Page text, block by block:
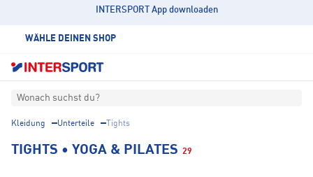
INTERSPORT App downloaden
WÄHLE DEINEN SHOP
Wonach suchst du?
Kleidung Unterteile Tights
TIGHTS • YOGA & PILATES 29